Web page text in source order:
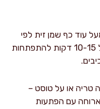
עוד כף שמן זית לפי
הטעם, והניחו בצד מנוחה של 10-15 דקות להתפתחות
טריה או על טוסט –
עם הפתעות